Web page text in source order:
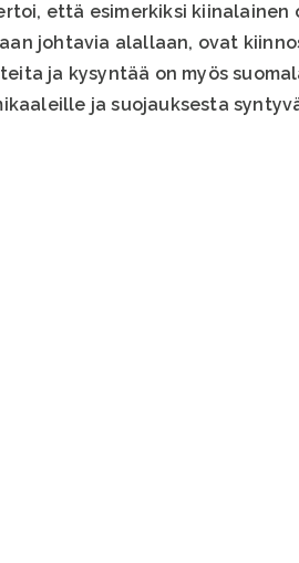
että esimerkiksi kiinalainen
johtavia alallaan, ovat
ja kysyntää on myös
ja suojauksesta